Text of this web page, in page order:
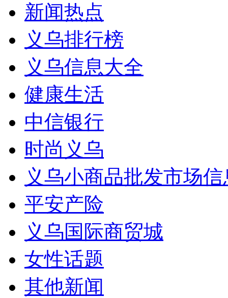
新闻热点
义乌排行榜
义乌信息大全
健康生活
中信银行
时尚义乌
义乌小商品批发市场
平安产险
义乌国际商贸城
女性话题
其他新闻